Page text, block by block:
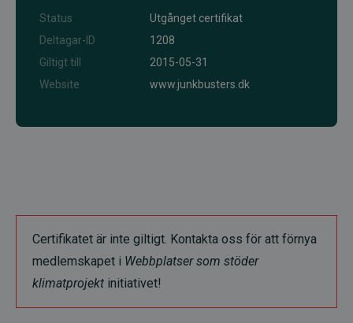
Status
Utgånget certifikat
Deltagar-ID
1208
Giltigt till
2015-05-31
Website
www.junkbusters.dk
Certifikatet är inte giltigt. Kontakta oss för att förnya
medlemskapet i Webbplatser som stöder
klimatprojekt initiativet!